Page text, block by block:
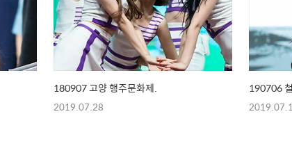
180907 고양 행주문화제.
2019.07.28
190706